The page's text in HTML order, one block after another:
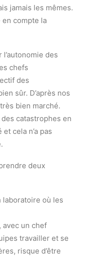
jamais les mêmes.
en compte la
des
chefs
des
sûr. D’après nos
bien marché.
des catastrophes en
cela n’a pas
deux
laboratoire où les
avec un chef
travailler et se
risque d’être